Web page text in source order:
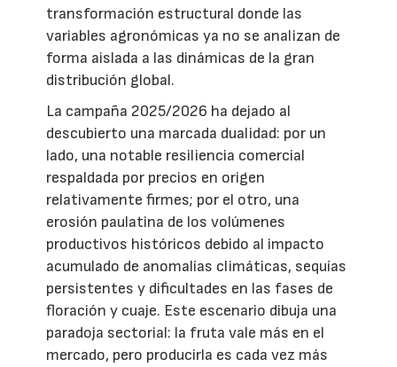
transformación estructural donde las
variables agronómicas ya no se analizan de
forma aislada a las dinámicas de la gran
distribución global.
La campaña 2025/2026 ha dejado al
descubierto una marcada dualidad: por un
lado, una notable resiliencia comercial
respaldada por precios en origen
relativamente firmes; por el otro, una
erosión paulatina de los volúmenes
productivos históricos debido al impacto
acumulado de anomalías climáticas, sequías
persistentes y dificultades en las fases de
floración y cuaje. Este escenario dibuja una
paradoja sectorial: la fruta vale más en el
mercado, pero producirla es cada vez más